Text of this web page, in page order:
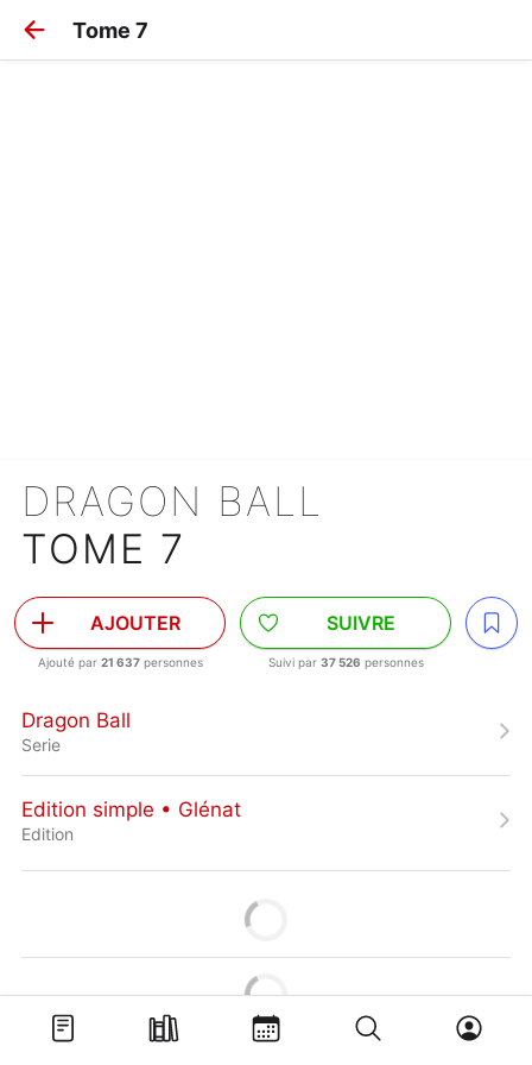
Tome 7
DRAGON BALL
TOME 7
AJOUTER
Ajouté par 21 637personnes
SUIVRE
Suivi par 37 526 personnes
Dragon Ball
Serie
Edition simple • Glénat
Edition